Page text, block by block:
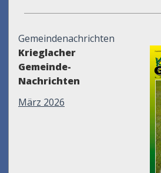
Gemeindenachrichten
Krieglacher
Gemeinde-
Nachrichten
März 2026